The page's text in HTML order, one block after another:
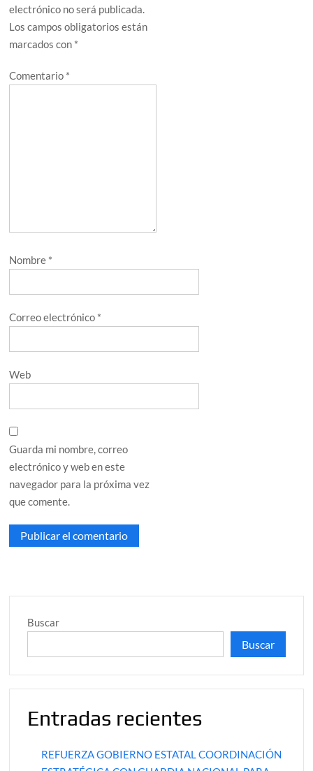
electrónico no será publicada.
Los campos obligatorios están
marcados con *
Comentario *
Nombre *
Correo electrónico *
Web
Guarda mi nombre, correo
electrónico y web en este
navegador para la próxima vez
que comente.
Buscar
Buscar
Entradas recientes
REFUERZA GOBIERNO ESTATAL COORDINACIÓN